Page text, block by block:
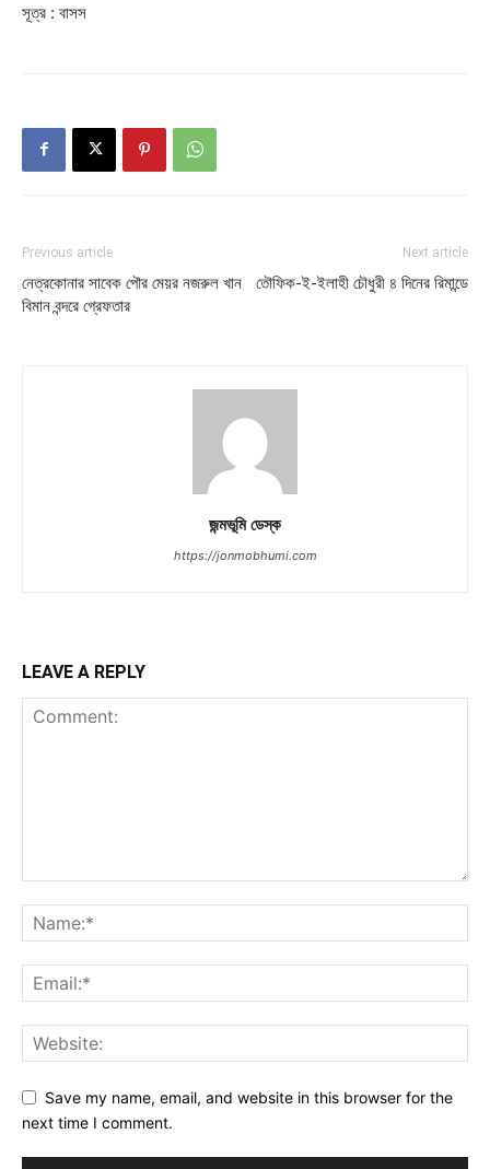
সূত্র : বাসস
Previous article
নেত্রকোনার সাবেক পৌর মেয়র নজরুল খান
বিমান বন্দরে গ্রেফতার
Next article
তৌফিক-ই-ইলাহী চৌধুরী ৪ দিনের রিমান্ডে
জন্মভূমি ডেস্ক
https://jonmobhumi.com
LEAVE A REPLY
Save my name, email, and website in this browser for the
next time I comment.